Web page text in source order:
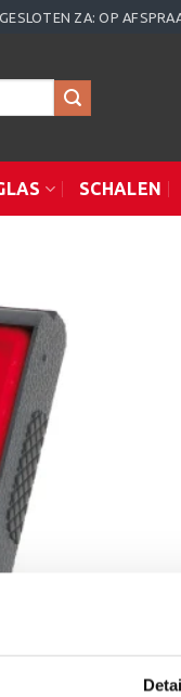
ZA: OP
SCHALEN
Toevoegen